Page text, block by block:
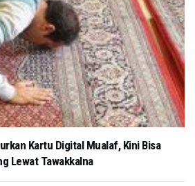
Kartu Digital Mualaf, Kini Bisa
Lewat Tawakkalna